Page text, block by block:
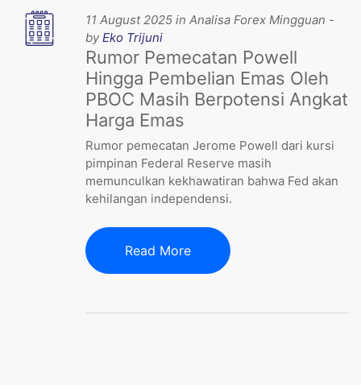
11 August 2025 in Analisa Forex Mingguan -
byEko Trijuni
Rumor Pemecatan Powell
Hingga Pembelian Emas Oleh
PBOC Masih Berpotensi Angkat
Harga Emas
Rumor pemecatan Jerome Powell dari kursi
pimpinan Federal Reserve masih
memunculkan kekhawatiran bahwa Fed akan
kehilangan independensi.
Read More